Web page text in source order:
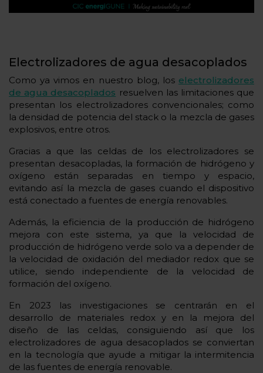
Electrolizadores de agua desacoplados
Como ya vimos en nuestro blog, los electrolizadores
de agua desacoplados resuelven las limitaciones que
presentan los electrolizadores convencionales; como
la densidad de potencia del stack o la mezcla de gases
explosivos, entre otros.
Gracias a que las celdas de los electrolizadores se
presentan desacopladas, la formación de hidrógeno y
oxígeno están separadas en tiempo y espacio,
evitando así la mezcla de gases cuando el dispositivo
está conectado a fuentes de energía renovables.
Además, la eficiencia de la producción de hidrógeno
mejora con este sistema, ya que la velocidad de
producción de hidrógeno verde solo va a depender de
la velocidad de oxidación del mediador redox que se
utilice, siendo independiente de la velocidad de
formación del oxígeno.
En 2023 las investigaciones se centrarán en el
desarrollo de materiales redox y en la mejora del
diseño de las celdas, consiguiendo así que los
electrolizadores de agua desacoplados se conviertan
en la tecnología que ayude a mitigar la intermitencia
de las fuentes de energía renovable.